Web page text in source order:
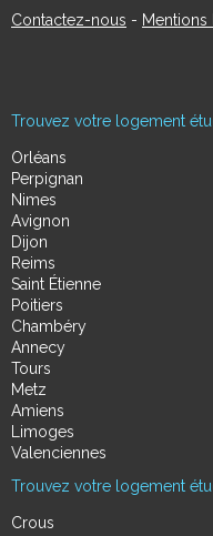
Contactez-nous - Mentions
Trouvez votre logement
Orléans
Perpignan
Nimes
Avignon
Dijon
Reims
Saint Étienne
Poitiers
Chambéry
Annecy
Tours
Metz
Amiens
Limoges
Valenciennes
Trouvez votre logement
Crous